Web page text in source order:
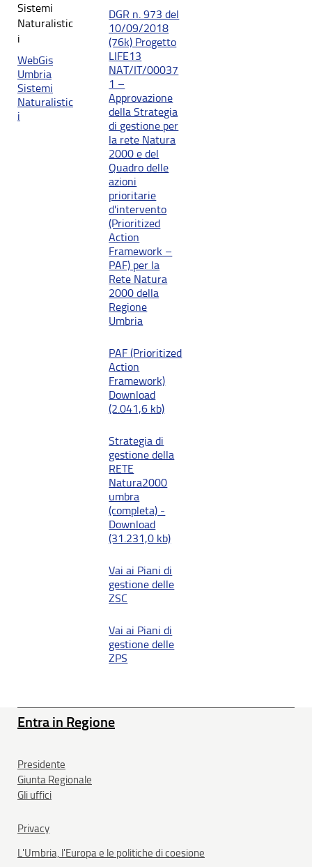
Sistemi
Naturalistic
i
WebGis
Umbria
Sistemi
Naturalistic
i
DGR n. 973 del
10/09/2018
(76k) Progetto
LIFE13
NAT/IT/00037
1 –
Approvazione
della Strategia
di gestione per
la rete Natura
2000 e del
Quadro delle
azioni
prioritarie
d'intervento
(Prioritized
Action
Framework –
PAF) per la
Rete Natura
2000 della
Regione
Umbria
PAF (Prioritized
Action
Framework)
Download
(2.041,6 kb)
Strategia di
gestione della
RETE
Natura2000
umbra
(completa) -
Download
(31.231,0 kb)
Vai ai Piani di
gestione delle
ZSC
Vai ai Piani di
gestione delle
ZPS
Entra in Regione
Presidente
Giunta Regionale
Gli uffici
Privacy
L'Umbria, l'Europa e le politiche di coesione